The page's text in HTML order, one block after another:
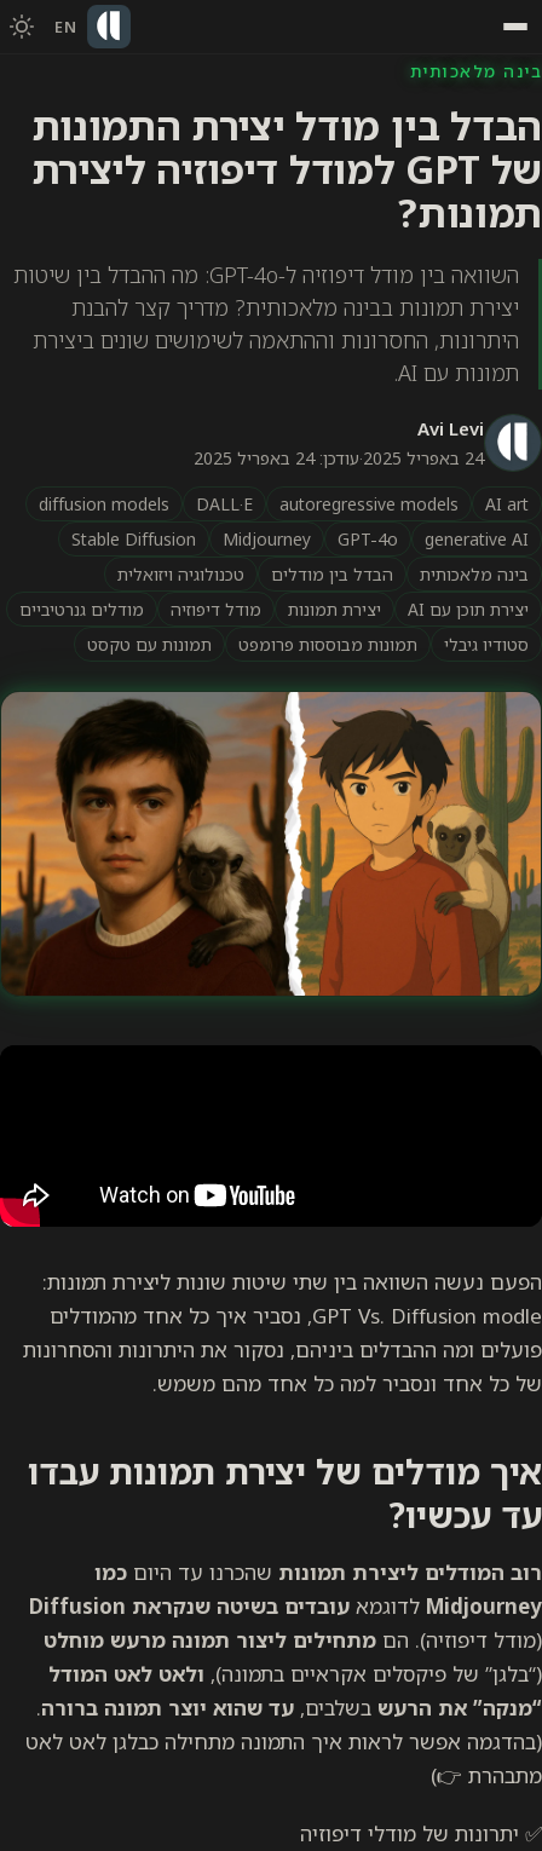
EN
בינה מלאכותית
הבדל בין מודל יצירת התמונות
של GPT למודל דיפוזיה ליצירת
תמונות?
השוואה בין מודל דיפוזיה ל-GPT-4o: מה ההבדל בין שיטות
יצירת תמונות בבינה מלאכותית? מדריך קצר להבנת
היתרונות, החסרונות וההתאמה לשימושים שונים ביצירת
תמונות עם AI.
Avi Levi
24 באפריל 2025 ·עודכן: 24 באפריל 2025
AI art
autoregressive models
DALL·E
diffusion models
generative AI
GPT-4o
Midjourney
Stable Diffusion
בינה מלאכותית
הבדל בין מודלים
טכנולוגיה ויזואלית
יצירת תוכן עם AI
יצירת תמונות מודל דיפוזיה
מודלים גנרטיביים
סטודיו גיבלי
תמונות מבוססות פרומפט תמונות עם טקסט
הפעם נעשה השוואה בין שתי שיטות שונות ליצירת תמונות:
GPT Vs. Diffusion modle, נסביר איך כל אחד מהמודלים
פועלים ומה ההבדלים ביניהם, נסקור את היתרונות והסחרונות
של כל אחד ונסביר למה כל אחד מהם משמש.
איך מודלים של יצירת תמונות עבדו
עד עכשיו?
רוב המודלים ליצירת תמונות שהכרנו עד היום כמו
Midjourney לדוגמא עובדים בשיטה שנקראת Diffusion
(מודל דיפוזיה). הם מתחילים ליצור תמונה מרעש מוחלט
(“בלגן” של פיקסלים אקראיים בתמונה), ולאט לאט המודל
“מנקה” את הרעש בשלבים, עד שהוא יוצר תמונה ברורה.
(בהדגמה אפשר לראות איך התמונה מתחילה כבלגן לאט לאט
מתבהרת 👉)
✅ יתרונות של מודלי דיפוזיה